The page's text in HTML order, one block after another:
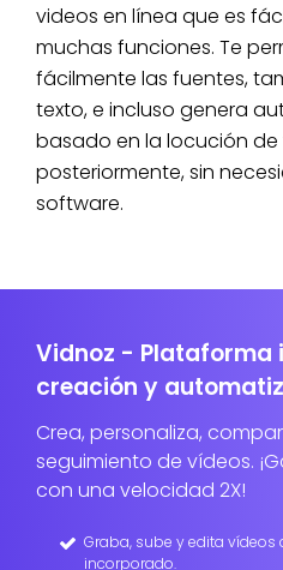
videos en línea que es
muchas funciones. Te
fácilmente las fuentes,
texto, e incluso genera
basado en la locución
posteriormente, sin
software.
Vidnoz - Plataforma
creación y
Crea, personaliza,
seguimiento de vídeos.
con una velocidad 2X!
Graba, sube y edita vídeos
incorporado.